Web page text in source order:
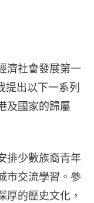
濟社會發展第一
出以下一系列
及國家的歸屬
排少數族裔青年
市交流學習。參
厚的歷史文化，